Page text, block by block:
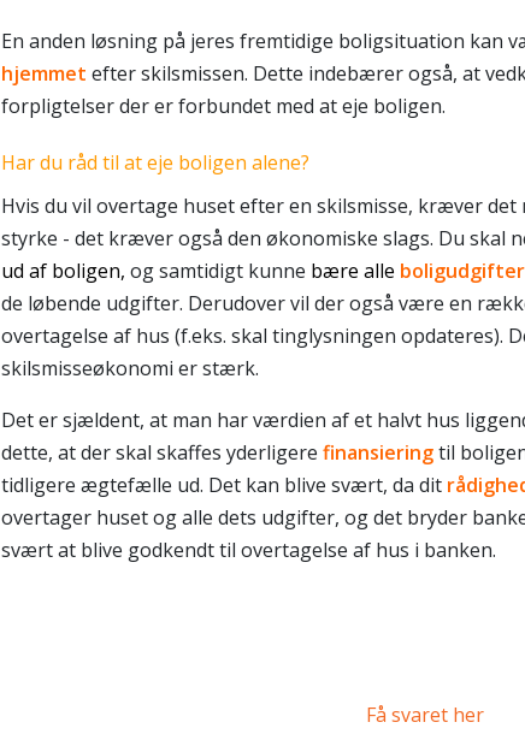
En anden løsning på jeres fremtidige boligsituation kan
hjemmet efter skilsmissen. Dette indebærer også, at
forpligtelser der er forbundet med at eje boligen.
Har du råd til at eje boligen alene?
Hvis du vil overtage huset efter en skilsmisse, kræver
styrke - det kræver også den økonomiske slags. Du skal
ud af boligen, og samtidigt kunne bære alle
de løbende udgifter. Derudover vil der også være en
overtagelse af hus (f.eks. skal tinglysningen opdateres).
skilsmisseøkonomi er stærk.
Det er sjældent, at man har værdien af et halvt hus
dette, at der skal skaffes yderligere finansieringtil
tidligere ægtefælle ud. Det kan blive svært, da dit
overtager huset og alle dets udgifter, og det bryder
svært at blive godkendt til overtagelse af hus i banken.
Få svaret her